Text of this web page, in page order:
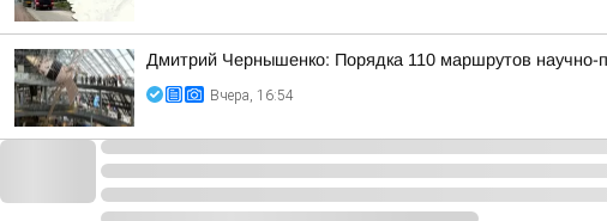
Дмитрий Чернышенко: Порядка 110 маршрутов научно-
Вчера, 16:54